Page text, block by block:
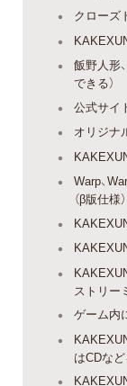
クローズ
飯野人形
できる）
公式サイ
オリジナ
Warp、
（β版仕様）
ストリー
ゲーム内
はCDな